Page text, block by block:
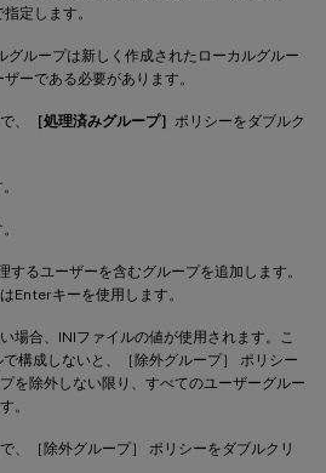
定します。
グループは新しく作成されたローカルグルー
ーである必要があります。
、 ［処理済みグループ］ ポリシーをダブルク
るユーザーを含むグループを追加します。
Enterキーを使用します。
場合、INIファイルの値が使用されます。こ
構成しないと、［除外グループ］ ポリシー
を除外しない限り、すべてのユーザーグルー
。
、［除外グループ］ ポリシーをダブルクリ